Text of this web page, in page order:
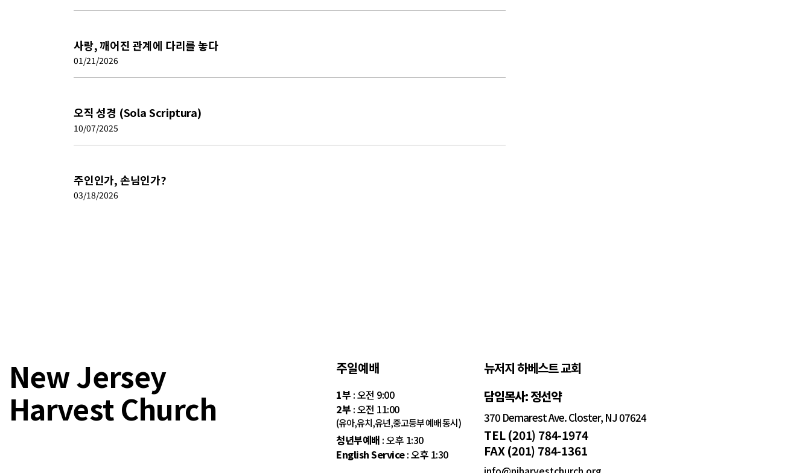
사랑, 깨어진 관계에 다리를 놓다
01/21/2026
오직 성경 (Sola Scriptura)
10/07/2025
주인인가, 손님인가?
03/18/2026
New Jersey
Harvest Church
주일예배
1부 : 오전 9:00
2부 : 오전 11:00
(유아,유치,유년,중고등부 예배 동시)
청년부예배 : 오후 1:30
English Service: 오후 1:30
뉴저지 하베스트 교회
담임목사: 정선약
370 Demarest Ave. Closter, NJ 07624
TEL (201) 784-1974
FAX (201) 784-1361